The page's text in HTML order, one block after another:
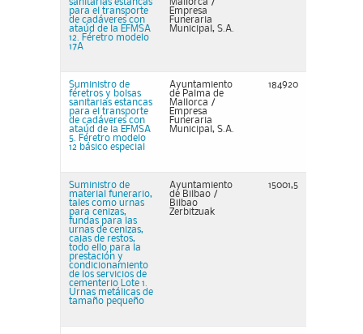
sanitarias estancas
para el transporte
de cadáveres con
ataúd de la EFMSA
12. Féretro modelo
17A
Mallorca /
Empresa
Funeraria
Municipal, S.A.
Suministro de
féretros y bolsas
sanitarias estancas
para el transporte
de cadáveres con
ataúd de la EFMSA
5. Féretro modelo
12 básico especial
Ayuntamiento
de Palma de
Mallorca /
Empresa
Funeraria
Municipal, S.A.
184920
Suministro de
material funerario,
tales como urnas
para cenizas,
fundas para las
urnas de cenizas,
cajas de restos,
todo ello para la
prestación y
condicionamiento
de los servicios de
cementerio Lote 1.
Urnas metálicas de
tamaño pequeño
Ayuntamiento
de Bilbao /
Bilbao
Zerbitzuak
15001,5